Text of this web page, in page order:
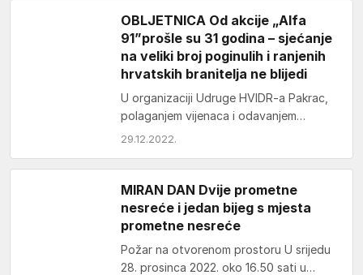
OBLJETNICA Od akcije „Alfa
91”prošle su 31 godina – sjećanje
na veliki broj poginulih i ranjenih
hrvatskih branitelja ne blijedi
U organizaciji Udruge HVIDR-a Pakrac,
polaganjem vijenaca i odavanjem
počasti kod spomen-obilježja poginulim
Kragujskom putu,…
29.12.2022.
MIRAN DAN Dvije prometne
nesreće i jedan bijeg s mjesta
prometne nesreće
Požar na otvorenom prostoru U srijedu
28. prosinca 2022. oko 16.50 sati u